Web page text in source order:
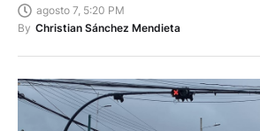
agosto 7, 5:20 PM
By Christian Sánchez Mendieta